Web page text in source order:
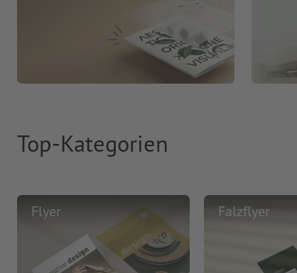
Top-Kategorien
Flyer Falzflyer